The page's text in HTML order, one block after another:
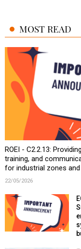
MOST READ
ROEI - C2.2.13:
training, and
for industrial zones
22/05/2026